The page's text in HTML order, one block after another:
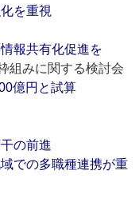
を重視
報共有化促進を
組みに関する検討会
億円と試算
の前進
での多職種連携が重